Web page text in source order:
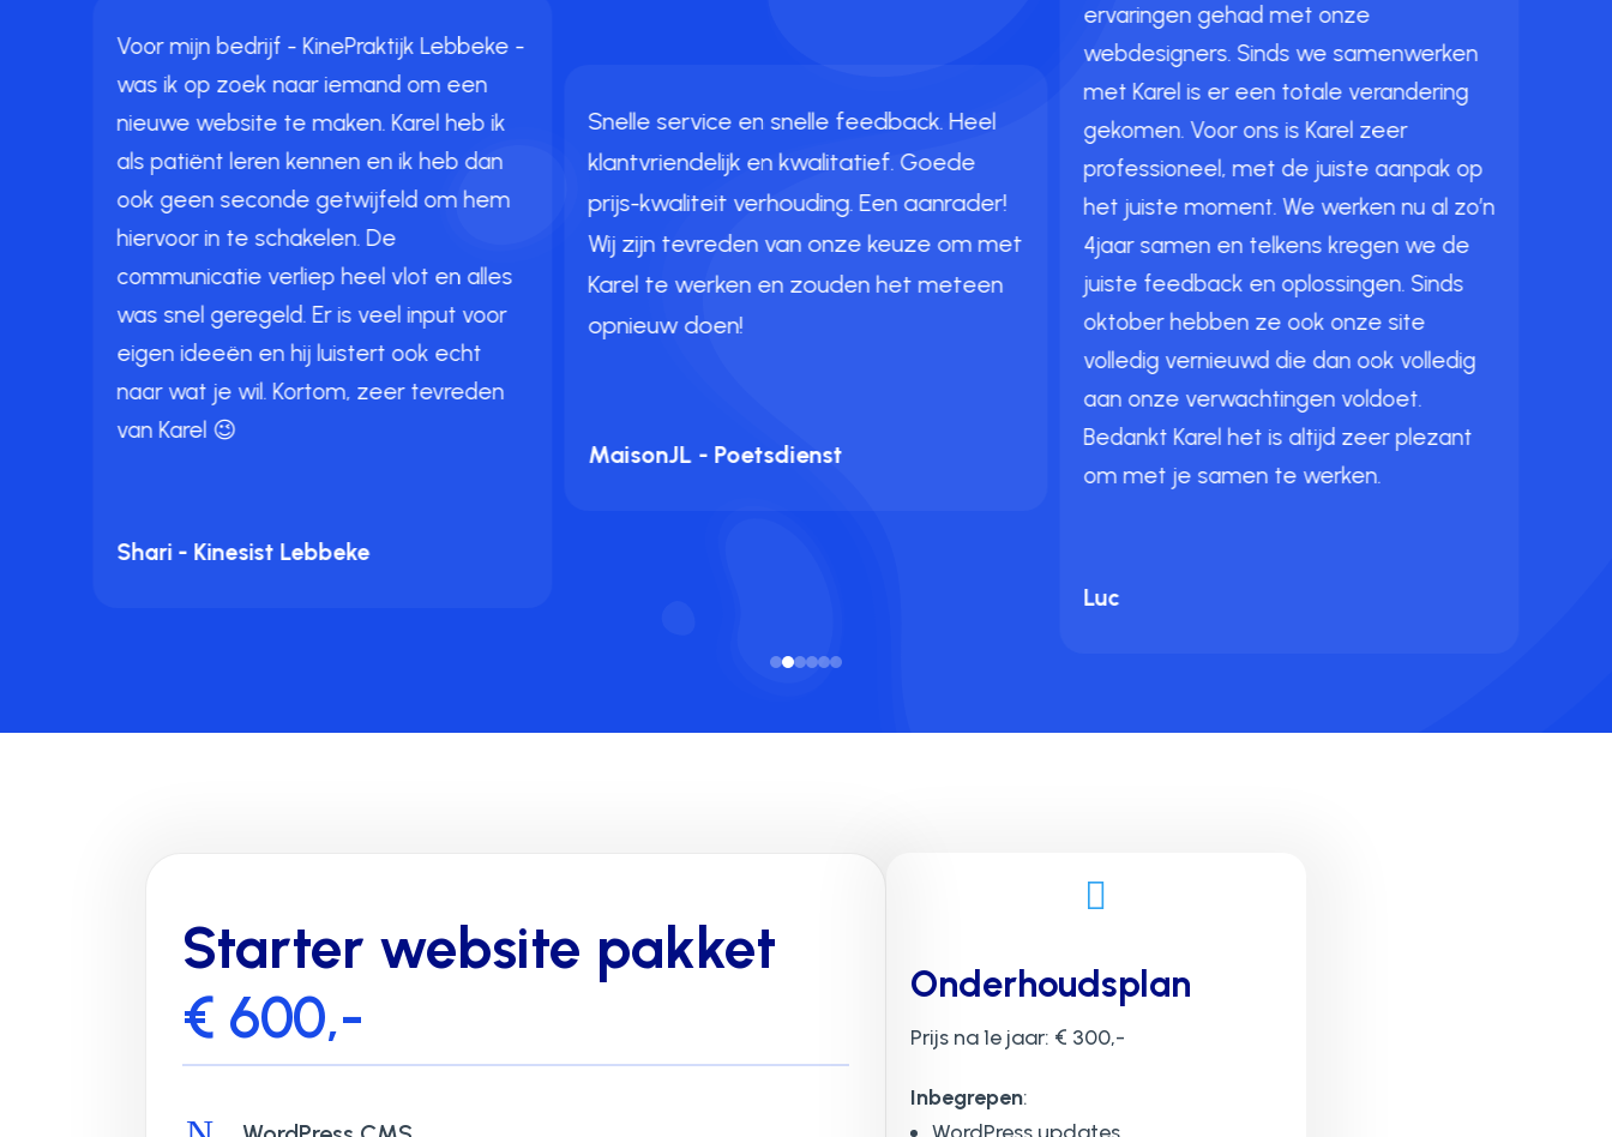
Voor mijn bedrijf - KinePraktijk Lebbeke -
was ik op zoek naar iemand om een
nieuwe website te maken. Karel heb ik
als patiënt leren kennen en ik heb dan
ook geen seconde getwijfeld om hem
hiervoor in te schakelen. De
communicatie verliep heel vlot en alles
was snel geregeld. Er is veel input voor
eigen ideeën en hij luistert ook echt
naar wat je wil. Kortom, zeer tevreden
van Karel 😉
Shari - Kinesist Lebbeke
Snelle service en snelle feedback. Heel
klantvriendelijk en kwalitatief. Goede
prijs-kwaliteit verhouding. Een aanrader!
Wij zijn tevreden van onze keuze om met
Karel te werken en zouden het meteen
opnieuw doen!
MaisonJL - Poetsdienst
ervaringen gehad met onze
webdesigners. Sinds we samenwerken
met Karel is er een totale verandering
gekomen. Voor ons isKarel zeer
professioneel, met de juiste aanpak op
het juiste moment. We werken nu al zo’n
4jaar samen en telkens kregen we de
juiste feedback en oplossingen. Sinds
oktober hebben ze ook onze site
volledig vernieuwd die dan ook volledig
aan onze verwachtingen voldoet.
Bedankt Karel het is altijd zeer plezant
om met je samen te werken.
Luc
Starter website pakket
€ 600,-

Onderhoudsplan
Prijs na 1e jaar: € 300,-
Inbegrepen: